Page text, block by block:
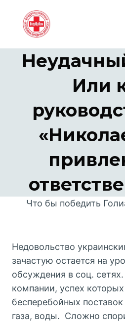
содержанию
Или
Что бы победить
Недовольство
зачастую остается на
обсуждения в соц.
компании, успех которых
бесперебойных
газа, воды. Сложно